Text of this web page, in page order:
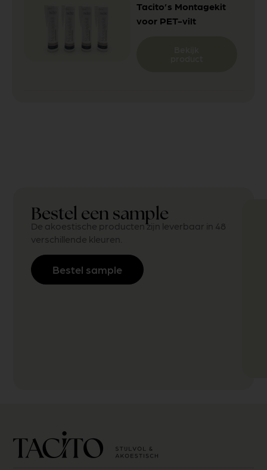
Tacito’s Montagekit
voor PET-vilt
Bestel een sample
De akoestische producten zijn leverbaar in 48
verschillende kleuren.
Bestel sample